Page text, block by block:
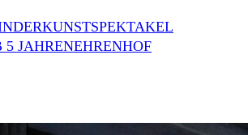
5 JAHRENEHRENHOF